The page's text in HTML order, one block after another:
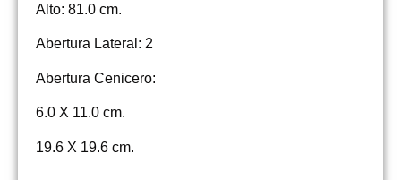
Alto: 81.0 cm.
Abertura Lateral: 2
Abertura Cenicero:
6.0 X 11.0 cm.
19.6 X 19.6 cm.